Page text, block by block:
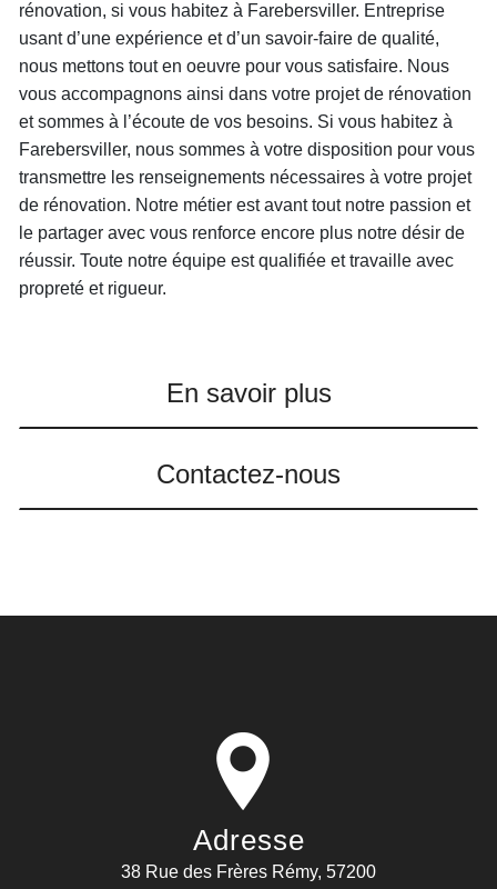
rénovation, si vous habitez à Farebersviller. Entreprise
usant d’une expérience et d’un savoir-faire de qualité,
nous mettons tout en oeuvre pour vous satisfaire. Nous
vous accompagnons ainsi dans votre projet de rénovation
et sommes à l’écoute de vos besoins. Si vous habitez à
Farebersviller, nous sommes à votre disposition pour vous
transmettre les renseignements nécessaires à votre projet
de rénovation. Notre métier est avant tout notre passion et
le partager avec vous renforce encore plus notre désir de
réussir. Toute notre équipe est qualifiée et travaille avec
propreté et rigueur.
En savoir plus
Contactez-nous
Adresse
38 Rue des Frères Rémy, 57200